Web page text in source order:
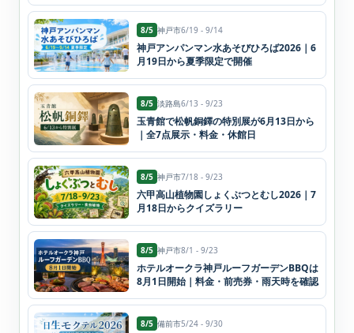
8/5 神戸市6/19 - 9/14
神戸アンパンマン水あそびひろば2026｜6
月19日から夏季限定で開催
8/5 淡路島6/13 - 9/23
玉青館で松帆銅鐸の特別展が6月13日から
｜全7点展示・料金・休館日
8/5 神戸市7/18 - 9/23
六甲高山植物園しょくぶつとむし2026｜7
月18日からクイズラリー
8/5 神戸市8/1 - 9/23
ホテルオークラ神戸ルーフガーデンBBQは
8月1日開始｜料金・前売券・雨天時を確認
8/5 備前市5/24 - 9/30